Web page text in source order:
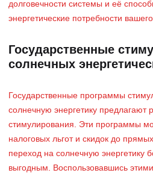
долговечности системы и её
энергетические потребности
Государственные
солнечных
Государственные программы
солнечную энергетику предлагают
стимулирования. Эти программы
налоговых льгот и скидок до
переход на солнечную энергетику
выгодным. Воспользовавшись